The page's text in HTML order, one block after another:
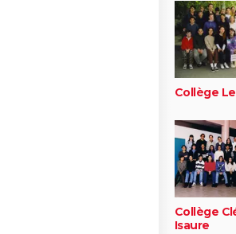
Collège
Collège
Isaure